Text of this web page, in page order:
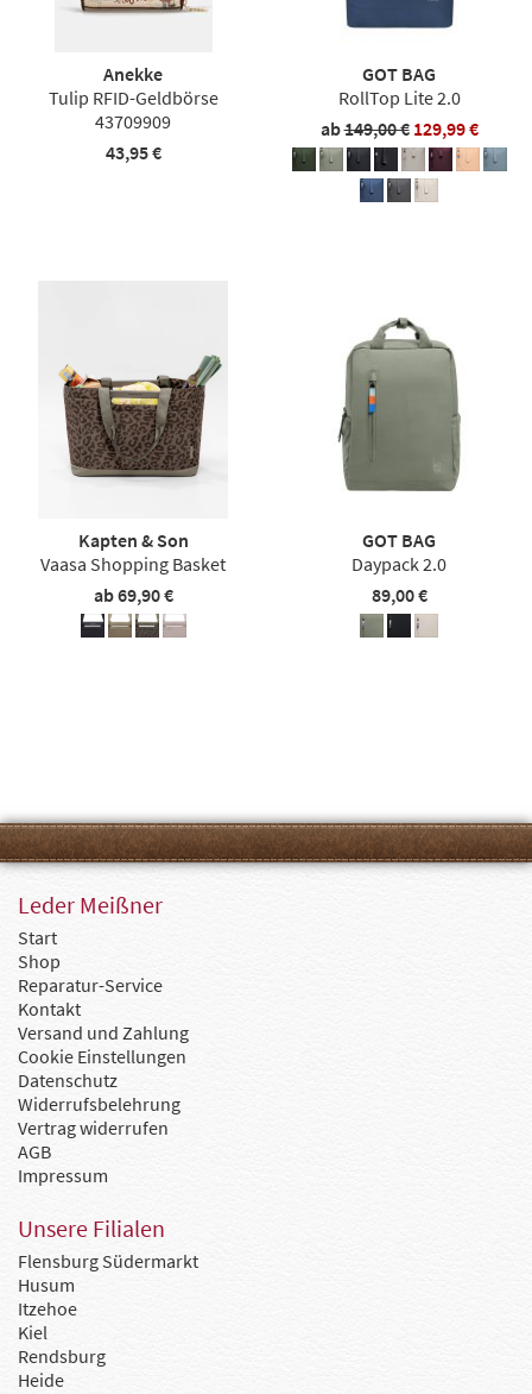
Anekke
Tulip RFID-Geldbörse
43709909
43,95 €
GOT BAG
RollTop Lite 2.0
ab149,00 € 129,99 €
Kapten & Son
Vaasa Shopping Basket
ab 69,90 €
GOT BAG
Daypack 2.0
89,00 €
Leder Meißner
Start
Shop
Reparatur-Service
Kontakt
Versand und Zahlung
Cookie Einstellungen
Datenschutz
Widerrufsbelehrung
Vertrag widerrufen
AGB
Impressum
Unsere Filialen
Flensburg Südermarkt
Husum
Itzehoe
Kiel
Rendsburg
Heide